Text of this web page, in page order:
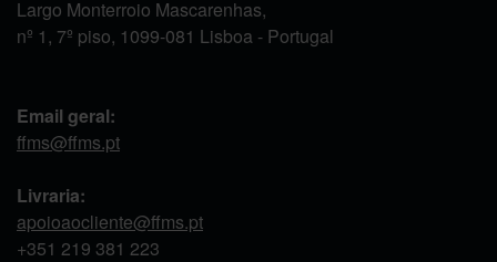
Largo Monterroio Mascarenhas,
nº 1, 7º piso, 1099-081 Lisboa - Portugal
Email geral:
ffms@ffms.pt
Livraria:
apoioaocliente@ffms.pt
+351 219 381 223